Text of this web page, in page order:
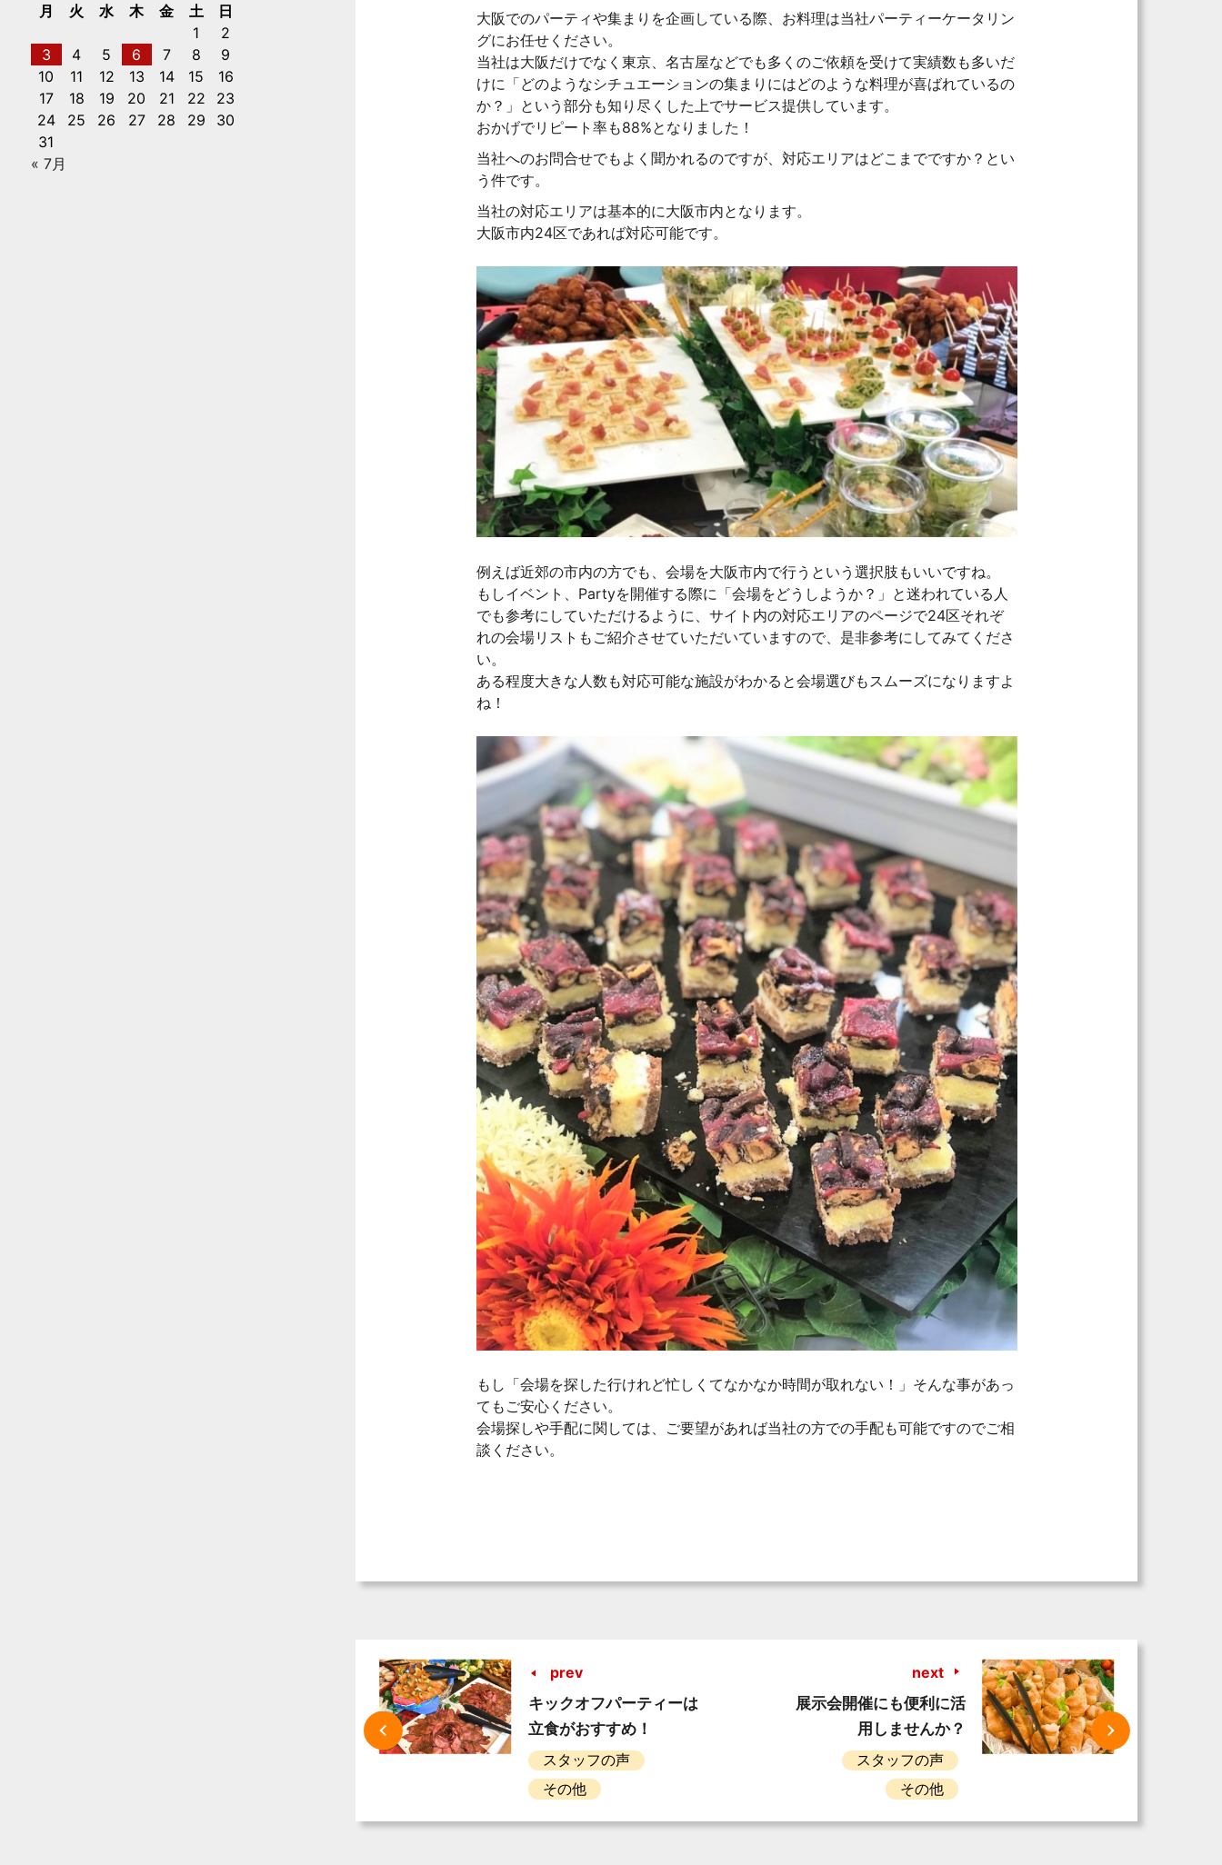
大阪でのパーティや集まりを企画している際、お料理は当社パーティーケータリン
グにお任せください。
当社は大阪だけでなく東京、名古屋などでも多くのご依頼を受けて実績数も多いだ
けに「どのようなシチュエーションの集まりにはどのような料理が喜ばれているの
か？」という部分も知り尽くした上でサービス提供しています。
おかげでリピート率も88%となりました！
当社へのお問合せでもよく聞かれるのですが、対応エリアはどこまでですか？とい
う件です。
当社の対応エリアは基本的に大阪市内となります。
大阪市内24区であれば対応可能です。
例えば近郊の市内の方でも、会場を大阪市内で行うという選択肢もいいですね。
もしイベント、Partyを開催する際に「会場をどうしようか？」と迷われている人
でも参考にしていただけるように、サイト内の対応エリアのページで24区それぞ
れの会場リストもご紹介させていただいていますので、是非参考にしてみてくださ
い。
ある程度大きな人数も対応可能な施設がわかると会場選びもスムーズになりますよ
ね！
もし「会場を探した行けれど忙しくてなかなか時間が取れない！」そんな事があっ
てもご安心ください。
会場探しや手配に関しては、ご要望があれば当社の方での手配も可能ですのでご相
談ください。
prev
キックオフパーティーは
立食がおすすめ！
スタッフの声
その他
next
展示会開催にも便利に活
用しませんか？
スタッフの声
その他
月
火 水 木 金 土
日
1
2
3
4 5 6 7 8
9
10
11 12 13 14 15
16
17
18 19 20 21 22
23
24
25 26 27 28 29
30
31
« 7月